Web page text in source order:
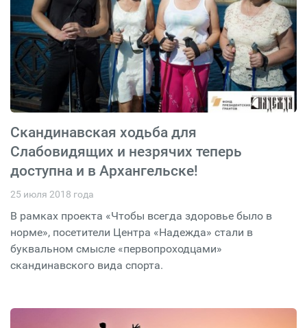
Скандинавская ходьба для
Слабовидящих и незрячих теперь
доступна и в Архангельске!
25 июля 2018 года
В рамках проекта «Чтобы всегда здоровье было в
норме», посетители Центра «Надежда» стали в
буквальном смысле «первопроходцами»
скандинавского вида спорта.